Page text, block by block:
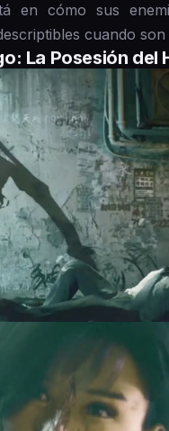
en cómo sus
cuando son
La Posesión del